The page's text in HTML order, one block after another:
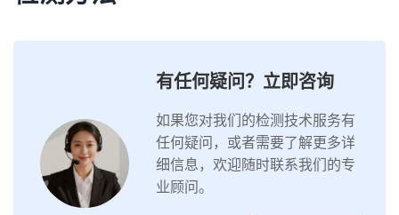
有任何疑问？立即咨询
如果您对我们的检测技术服务有
任何疑问，或者需要了解更多详
细信息，欢迎随时联系我们的专
业顾问。